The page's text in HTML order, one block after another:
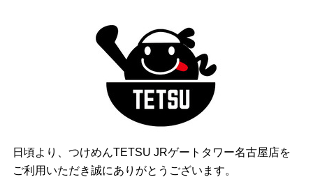
日頃より、つけめんTETSU JRゲートタワー名古屋店を
ご利用いただき誠にありがとうございます。